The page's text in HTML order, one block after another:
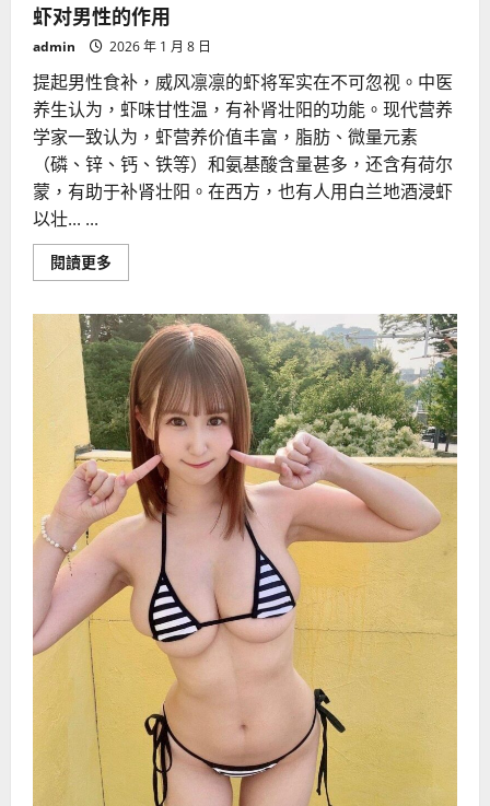
虾对男性的作用
admin 2026 年 1 月 8 日
提起男性食补，威风凛凛的虾将军实在不可忽视。中医
养生认为，虾味甘性温，有补肾壮阳的功能。现代营养
学家一致认为，虾营养价值丰富，脂肪、微量元素
（磷、锌、钙、铁等）和氨基酸含量甚多，还含有荷尔
蒙，有助于补肾壮阳。在西方，也有人用白兰地酒浸虾
以壮... ...
閱讀更多
more
对
男
性
的
作
用